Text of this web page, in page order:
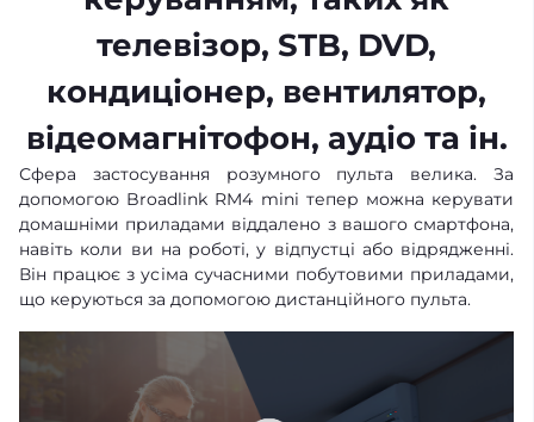
телевізор, STB, DVD,
кондиціонер, вентилятор,
відеомагнітофон, аудіо та ін.
Сфера застосування розумного пульта велика. За
допомогою Broadlink RM4 mini тепер можна керувати
домашніми приладами віддалено з вашого смартфона,
навіть коли ви на роботі, у відпустці або відрядженні.
Він працює з усіма сучасними побутовими приладами,
що керуються за допомогою дистанційного пульта.